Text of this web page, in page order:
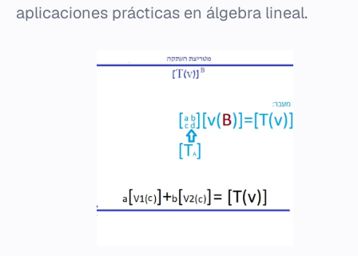
aplicaciones prácticas en álgebra lineal.